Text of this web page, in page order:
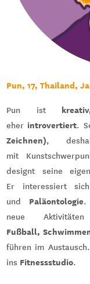
Pun, 17, Thailand,
Pun ist
eher introvertiert.
Zeichnen),
mit
designt seine
Er interessiert
und Paläontologie.
neue
Fußball,
führen im
ins Fitnessstudio.